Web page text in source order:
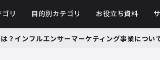
リ 目的別カテゴリ お役立ち資料
？インフルエンサーマーケティング事業につい